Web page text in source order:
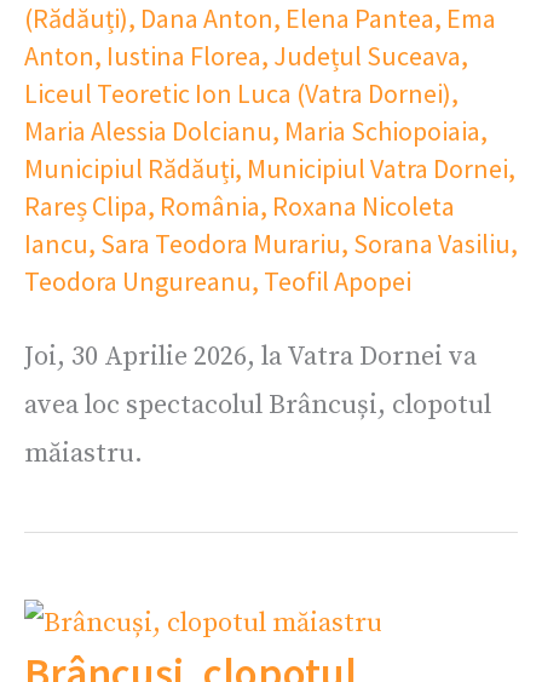
(Rădăuți), Dana Anton, Elena Pantea, Ema
Anton, Iustina Florea, Județul Suceava,
Liceul Teoretic Ion Luca (Vatra Dornei),
Maria Alessia Dolcianu, Maria Schiopoiaia,
Municipiul Rădăuți, Municipiul Vatra Dornei,
Rareș Clipa, România, Roxana Nicoleta
Iancu, Sara Teodora Murariu, Sorana Vasiliu,
Teodora Ungureanu, Teofil Apopei
Joi, 30 Aprilie 2026, la Vatra Dornei va
avea loc spectacolul Brâncuși, clopotul
măiastru.